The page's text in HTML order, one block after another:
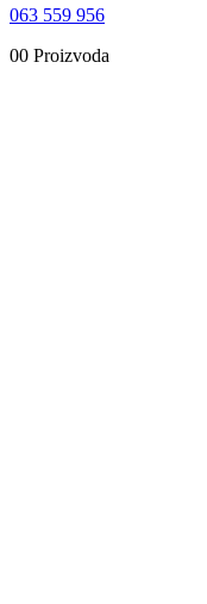
063 559 956
00 Proizvoda